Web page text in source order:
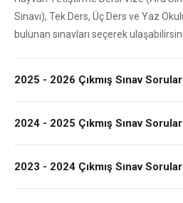
Sınavı), Tek Ders, Üç Ders ve Yaz
bulunan sınavları seçerek
2025 - 2026 Çıkmış Sınav
2024 - 2025 Çıkmış Sınav
2023 - 2024 Çıkmış Sınav